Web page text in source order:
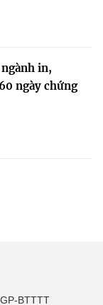
in,
ngày chứng
BTTTT